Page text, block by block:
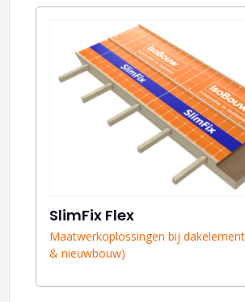
SlimFix Flex
Maatwerkoplossingen bij
& nieuwbouw)